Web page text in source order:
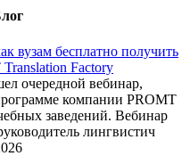
вузам бесплатно получить
Factory
очередной вебинар,
компании PROMT
заведений. Вебинар
лингвистич